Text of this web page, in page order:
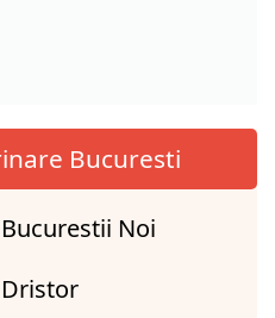
Bucuresti
Noi